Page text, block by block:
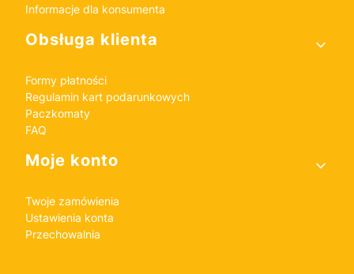
Informacje dla konsumenta
Obsługa klienta
Formy płatności
Regulamin kart podarunkowych
Paczkomaty
FAQ
Moje konto
Twoje zamówienia
Ustawienia konta
Przechowalnia